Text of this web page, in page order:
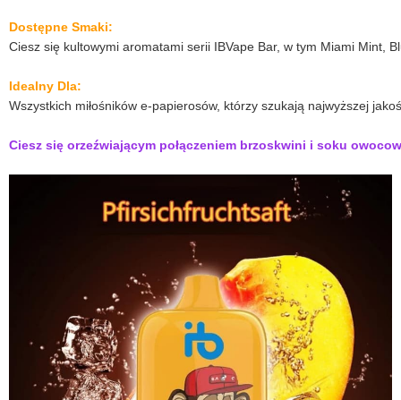
Dostępne Smaki:
Ciesz się kultowymi aromatami serii IBVape Bar, w tym Miami Mint,
Idealny Dla:
Wszystkich miłośników e-papierosów, którzy szukają najwyższej
Ciesz się orzeźwiającym połączeniem brzoskwini i soku